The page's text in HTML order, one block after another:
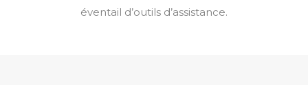
éventail d’outils d’assistance.